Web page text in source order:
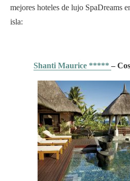
mejores hoteles de lujo SpaDreams
isla:
Shanti Maurice ***** –